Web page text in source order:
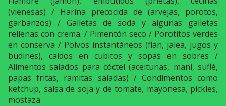
(vienesas) / Harina precocida de (arvejas, porotos,
garbanzos) / Galletas de soda y algunas galletas
rellenas con crema. / Pimentón seco / Porotitos verdes
en conserva / Polvos instantáneos (flan, jalea, jugos y
budines), caldos en cubitos y sopas en sobres /
Alimentos salados para cóctel (aceitunas, maní, suflé,
papas fritas, ramitas saladas) / Condimentos como
ketchup, salsa de soja y de tomate, mayonesa, pickles,
mostaza